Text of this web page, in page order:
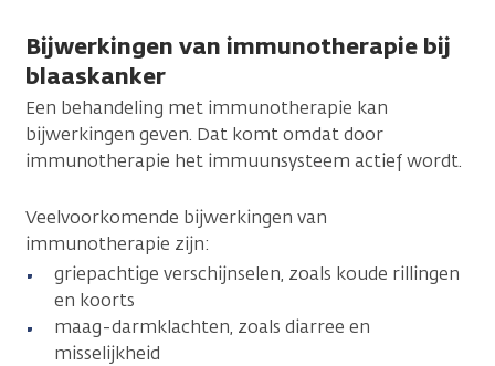
Bijwerkingen van immunotherapie bij
blaaskanker
Een behandeling met immunotherapie kan
bijwerkingen geven. Dat komt omdat door
immunotherapie het immuunsysteem actief wordt.
Veelvoorkomende bijwerkingen van
immunotherapie zijn:
griepachtige verschijnselen, zoals koude rillingen
en koorts
maag-darmklachten, zoals diarree en
misselijkheid